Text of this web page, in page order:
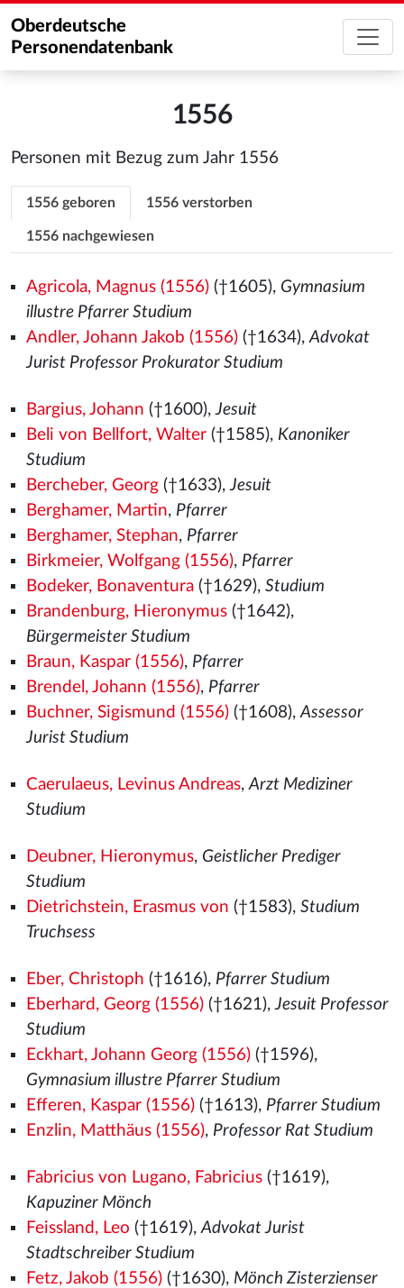
Oberdeutsche
Personendatenbank
1556
Personen mit Bezug zum Jahr 1556
1556 geboren 1556 verstorben
1556 nachgewiesen
Agricola, Magnus (1556)(†1605), Gymnasium
illustre Pfarrer Studium
Andler, Johann Jakob (1556)(†1634),Advokat
Jurist Professor Prokurator Studium
Bargius, Johann (†1600),Jesuit
Beli von Bellfort, Walter(†1585), Kanoniker
Studium
Bercheber, Georg(†1633),Jesuit
Berghamer, Martin, Pfarrer
Berghamer, Stephan, Pfarrer
Birkmeier, Wolfgang (1556), Pfarrer
Bodeker, Bonaventura(†1629), Studium
Brandenburg, Hieronymus(†1642),
Bürgermeister Studium
Braun, Kaspar (1556), Pfarrer
Brendel, Johann (1556), Pfarrer
Buchner, Sigismund (1556)(†1608),Assessor
Jurist Studium
Caerulaeus, Levinus Andreas,Arzt Mediziner
Studium
Deubner, Hieronymus, Geistlicher Prediger
Studium
Dietrichstein, Erasmus von (†1583), Studium
Truchsess
Eber, Christoph (†1616), Pfarrer Studium
Eberhard, Georg (1556)(†1621),Jesuit Professor
Studium
Eckhart, Johann Georg (1556)(†1596),
Gymnasium illustre Pfarrer Studium
Efferen, Kaspar (1556)(†1613), Pfarrer Studium
Enzlin, Matthäus (1556), Professor Rat Studium
Fabricius von Lugano, Fabricius(†1619),
Kapuziner Mönch
Feissland, Leo (†1619),Advokat Jurist
Stadtschreiber Studium
Fetz, Jakob (1556)(†1630), Mönch Zisterzienser